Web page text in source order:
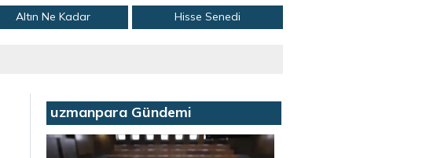
Altın Ne Kadar Hisse Senedi
uzmanpara Gündemi